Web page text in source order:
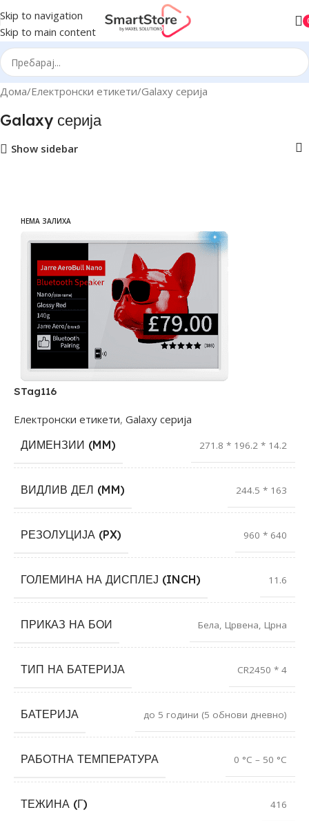
Skip to navigation
Skip to main content
Дома Електронски етикети Galaxy серија
Galaxy серија
Show sidebar
НЕМА ЗАЛИХА
STag116
Електронски етикети, Galaxy серија
ДИМЕНЗИИ (MM)
271.8 * 196.2 * 14.2
ВИДЛИВ ДЕЛ (MM) 244.5 * 163
РЕЗОЛУЦИЈА (PX) 960 * 640
ГОЛЕМИНА НА ДИСПЛЕЈ (INCH) 11.6
ПРИКАЗ НА БОИ Бела Црвена Црна
ТИП НА БАТЕРИЈА CR2450 * 4
БАТЕРИЈА до 5 години (5 обнови дневно)
РАБОТНА ТЕМПЕРАТУРА 0 °C – 50 °C
ТЕЖИНА (Г) 416